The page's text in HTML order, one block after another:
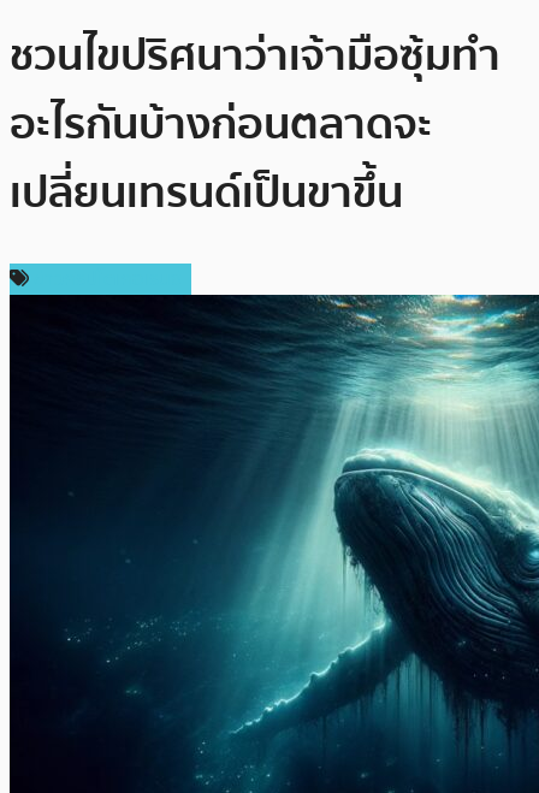
ชวนไขปริศนาว่าเจ้ามือซุ้มทำ
อะไรกันบ้างก่อนตลาดจะ
เปลี่ยนเทรนด์เป็นขาขึ้น